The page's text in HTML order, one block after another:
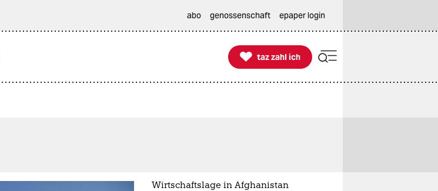
abo genossenschaft epaper login

taz zahl ich
taz zahl ich
Wirtschaftslage in Afghanistan